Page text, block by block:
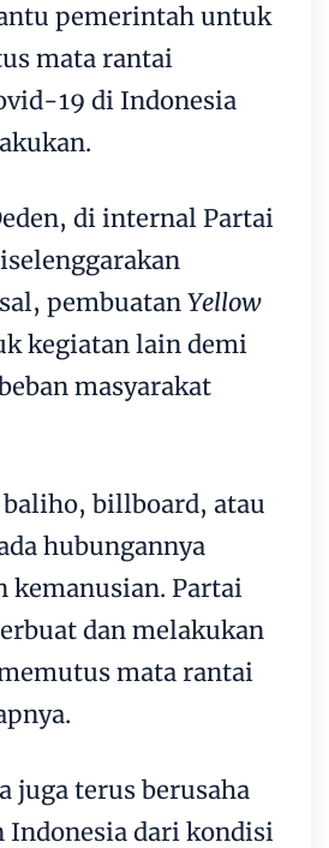
pemerintah untuk
mata rantai
19 di Indonesia
di internal Partai
pembuatan Yellow
kegiatan lain demi
masyarakat
baliho, billboard, atau
hubungannya
kemanusian. Partai
dan melakukan
mata rantai
juga terus berusaha
Indonesia dari kondisi